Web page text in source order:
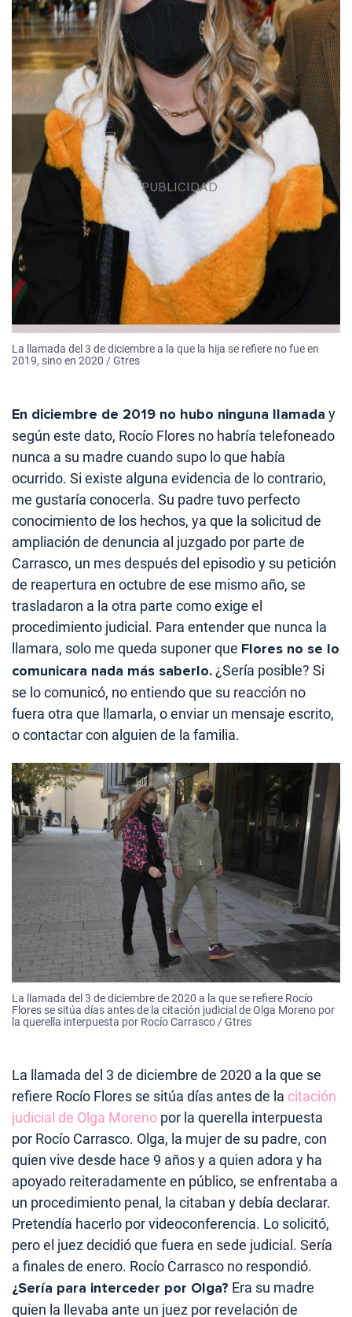
La llamada del 3 de diciembre a la que la hija se refiere no fue en
2019, sino en 2020 / Gtres
En diciembre de 2019 no hubo ninguna llamada y
según este dato, Rocío Flores no habría telefoneado
nunca a su madre cuando supo lo que había
ocurrido. Si existe alguna evidencia de lo contrario,
me gustaría conocerla. Su padre tuvo perfecto
conocimiento de los hechos, ya que la solicitud de
ampliación de denuncia al juzgado por parte de
Carrasco, un mes después del episodio y su petición
de reapertura en octubre de ese mismo año, se
trasladaron a la otra parte como exige el
procedimiento judicial. Para entender que nunca la
llamara, solo me queda suponer que Flores no se lo
comunicara nada más saberlo.¿Sería posible? Si
se lo comunicó, no entiendo que su reacción no
fuera otra que llamarla, o enviar un mensaje escrito,
o contactar con alguien de la familia.
La llamada del 3 de diciembre de 2020 a la que se refiere Rocío
Flores se sitúa días antes de la citación judicial de Olga Moreno por
la querella interpuesta por Rocío Carrasco / Gtres
La llamada del 3 de diciembre de 2020 a la que se
refiere Rocío Flores se sitúa días antes de la citación
judicial de Olga Moreno por la querella interpuesta
por Rocío Carrasco. Olga, la mujer de su padre, con
quien vive desde hace 9 años y a quien adora y ha
apoyado reiteradamente en público, se enfrentaba a
un procedimiento penal, la citaban y debía declarar.
Pretendía hacerlo por videoconferencia. Lo solicitó,
pero el juez decidió que fuera en sede judicial. Sería
a finales de enero. Rocío Carrasco no respondió.
¿Sería para interceder por Olga? Era su madre
quien la llevaba ante un juez por revelación de